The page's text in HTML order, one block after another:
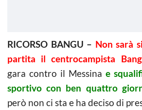
RICORSO BANGU – Non sarà
partita il centrocampista
gara contro il Messina e
sportivo con ben quattro
però non ci sta e ha deciso di